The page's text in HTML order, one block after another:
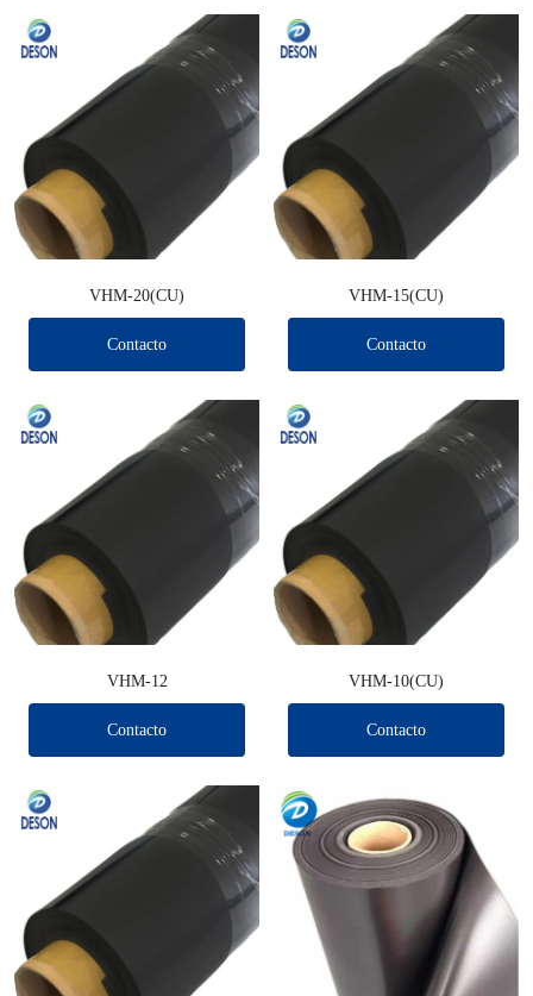
VHM-20(CU)
Contacto
VHM-15(CU)
Contacto
VHM-12
Contacto
VHM-10(CU)
Contacto